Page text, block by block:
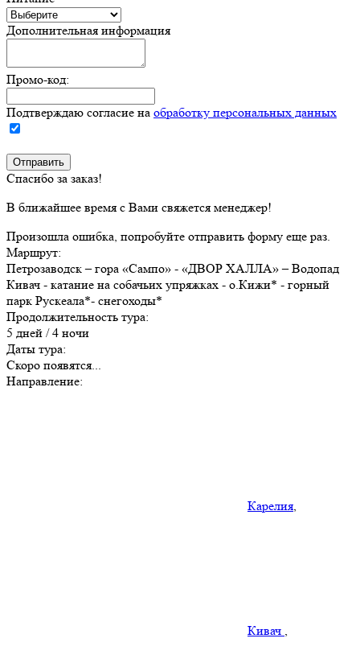
Дополнительная информация
Промо-код:
Подтверждаю согласие на обработку персональных данных
Спасибо за заказ!
В ближайшее время с Вами свяжется менеджер!
Произошла ошибка, попробуйте отправить форму еще раз.
Маршрут:
Петрозаводск – гора «Сампо» - «ДВОР ХАЛЛА» – Водопад
Кивач - катание на собачьих упряжках - о.Кижи* - горный
парк Рускеала*- снегоходы*
Продолжительность тура:
5 дней / 4 ночи
Даты тура:
Скоро появятся...
Направление:
Карелия,
Кивач ,